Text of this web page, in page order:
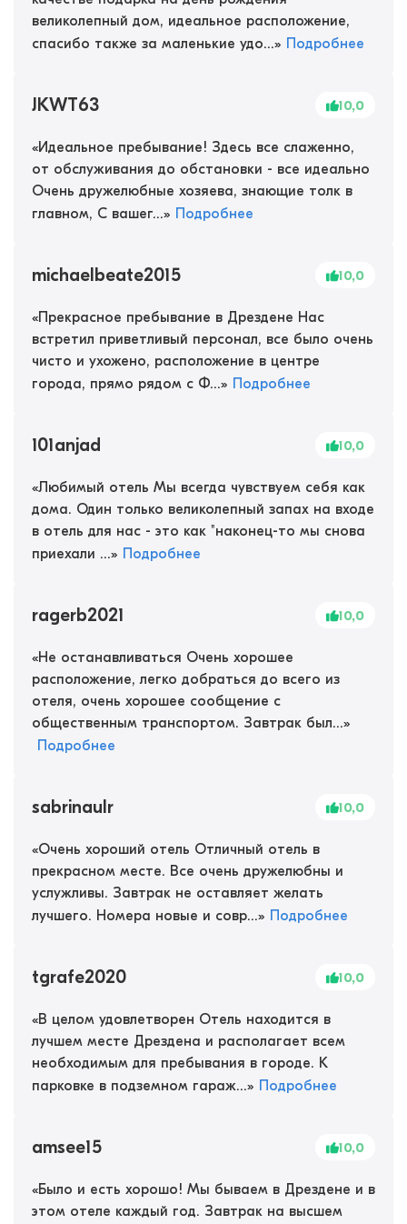
великолепный дом, идеальное расположение,
спасибо также за маленькие удо...» Подробнее
JKWT63 10,0
«Идеальное пребывание! Здесь все слаженно,
от обслуживания до обстановки - все идеально
Очень дружелюбные хозяева, знающие толк в
главном, С вашег...» Подробнее
michaelbeate2015 10,0
«Прекрасное пребывание в Дрездене Нас
встретил приветливый персонал, все было очень
чисто и ухожено, расположение в центре
города, прямо рядом с Ф...» Подробнее
101anjad 10,0
«Любимый отель Мы всегда чувствуем себя как
дома. Один только великолепный запах на входе
в отель для нас - это как "наконец-то мы снова
приехали ...» Подробнее
ragerb2021 10,0
«Не останавливаться Очень хорошее
расположение, легко добраться до всего из
отеля, очень хорошее сообщение с
общественным транспортом. Завтрак был...»
Подробнее
sabrinaulr 10,0
«Очень хороший отель Отличный отель в
прекрасном месте. Все очень дружелюбны и
услужливы. Завтрак не оставляет желать
лучшего. Номера новые и совр...» Подробнее
tgrafe2020 10,0
«В целом удовлетворен Отель находится в
лучшем месте Дрездена и располагает всем
необходимым для пребывания в городе. К
парковке в подземном гараж...» Подробнее
amsee15 10,0
«Было и есть хорошо! Мы бываем в Дрездене и в
этом отеле каждый год. Завтрак на высшем